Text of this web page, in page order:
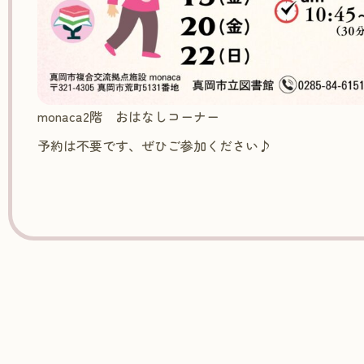
monaca2階 おはなしコーナー
予約は不要です、ぜひご参加ください♪